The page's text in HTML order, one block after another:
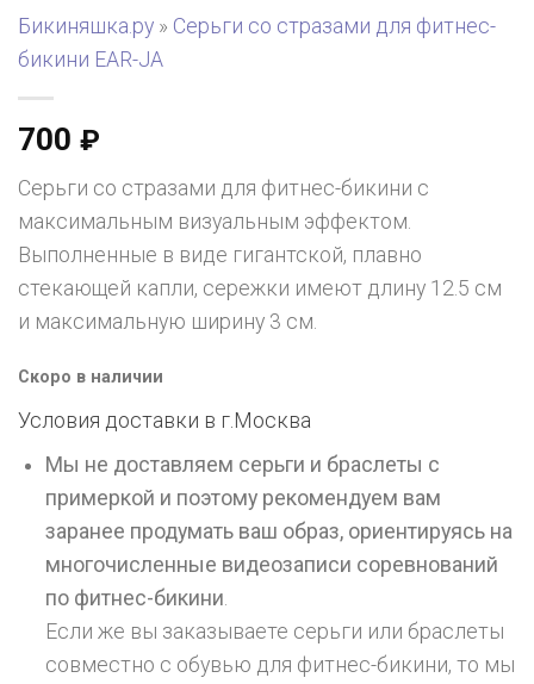
Бикиняшка.ру » Серьги со стразами для фитнес-
бикини EAR-JA
700 ₽
Серьги со стразами для фитнес-бикини с
максимальным визуальным эффектом.
Выполненные в виде гигантской, плавно
стекающей капли, сережки имеют длину 12.5 см
и максимальную ширину 3 см.
Скоро в наличии
Условия доставки в г. Москва
Мы не доставляем серьги и браслеты с
примеркой и поэтому рекомендуем вам
заранее продумать ваш образ, ориентируясь на
многочисленные видеозаписи соревнований
по фитнес-бикини
Если же вы заказываете серьги или браслеты
совместно с обувью для фитнес-бикини, то мы